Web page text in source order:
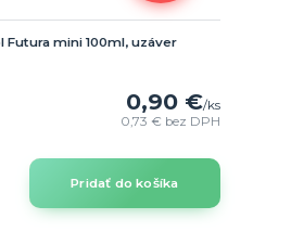
Futura mini 100ml, uzáver
0,90 €/ks
0,73 € bez DPH
Pridať do košíka